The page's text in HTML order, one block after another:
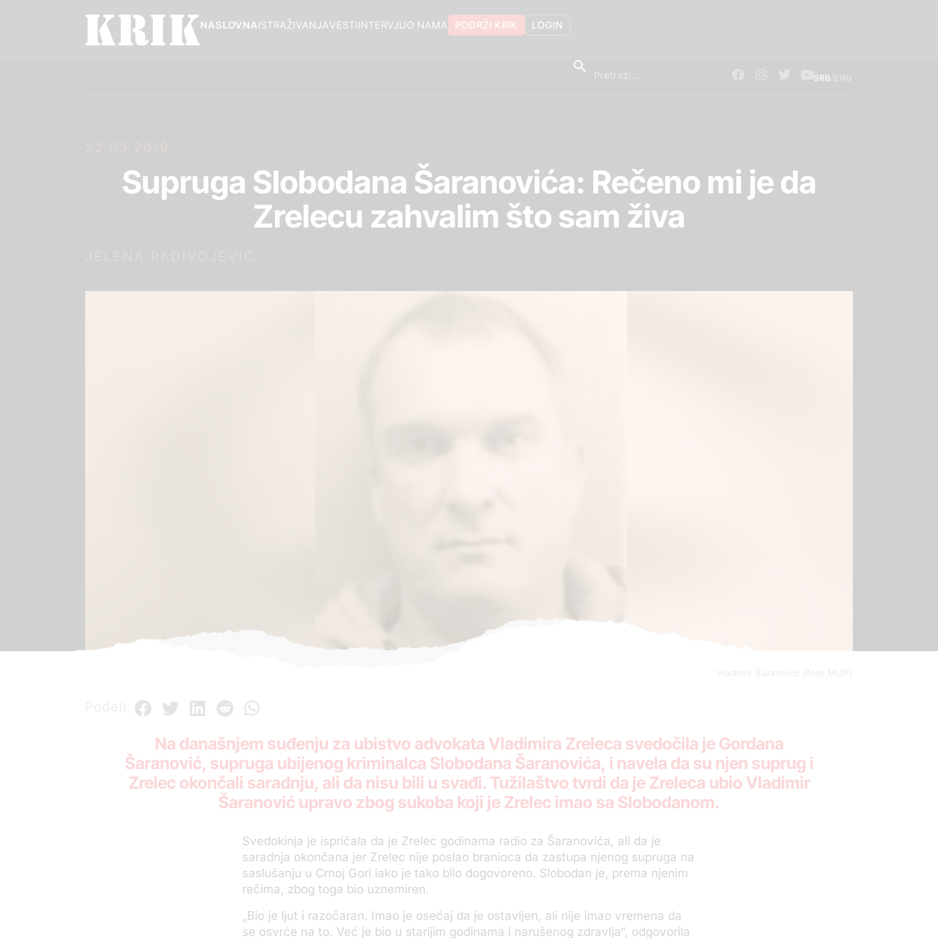
LOGIN
PODRŽI KRIK
O NAMA
INTERVJU
VESTI
ISTRAŽIVANJA
NASLOVNA
SRB
22.03.2019.
Supruga Slobodana Šaranovića: Rečeno mi je da
Zrelecu zahvalim što sam živa
Vladimir Šaranović (foto MUP)
Podeli:
Na današnjem suđenju za ubistvo advokata Vladimira Zreleca svedočila je Gordana
Šaranović, supruga ubijenog kriminalca Slobodana Šaranovića, i navela da su njen suprug i
Zrelec okončali saradnju, ali da nisu bili u svađi. Tužilaštvo tvrdi da je Zreleca ubio Vladimir
Šaranović upravo zbog sukoba koji je Zrelec imao sa Slobodanom.
Svedokinja je ispričala da je Zrelec godinama radio za Šaranovića, ali da je
saradnja okončana jer Zrelec nije poslao branioca da zastupa njenog supruga na
saslušanju u Crnoj Gori iako je tako bilo dogovoreno. Slobodan je, prema njenim
rečima, zbog toga bio uznemiren.
„Bio je ljut i razočaran. Imao je osećaj da je ostavljen, ali nije imao vremena da
se osvrće na to. Već je bio u starijim godinama i narušenog zdravlja“, odgovorila